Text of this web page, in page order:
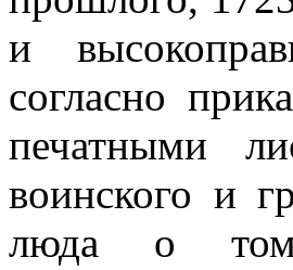
и
согласно
печатными
воинского и
люда о том